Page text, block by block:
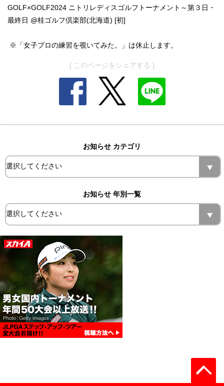
GOLF×GOLF2024 ニトリレディスゴルフトーナメント～第３日・
最終日 @桂ゴルフ倶楽部(北海道) [初]
※「女子プロの練習を覗いてみた。」は休止します。
[ このページをシェアする ]
お知らせ カテゴリ
お知らせ 年別一覧